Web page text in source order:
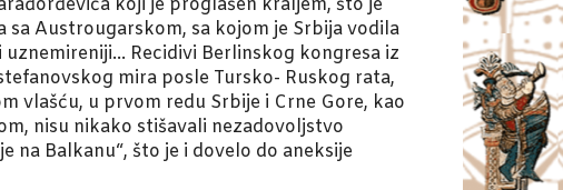
koji je proglašen kraljem, što je
Austrougarskom, sa kojom je Srbija vodila
Recidivi Berlinskog kongresa iz
mira posle Tursko- Ruskog rata,
vlašću, u prvom redu Srbije i Crne Gore, kao
nisu nikako stišavali nezadovoljstvo
Balkanu“, što je i dovelo do aneksije